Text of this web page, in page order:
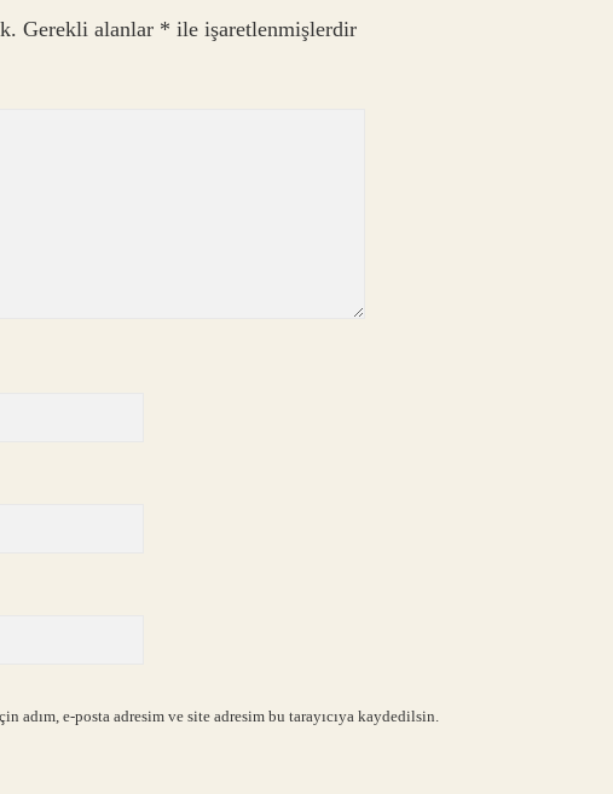
Gerekli alanlar * ile işaretlenmişlerdir
adım, e-posta adresim ve site adresim bu tarayıcıya kaydedilsin.